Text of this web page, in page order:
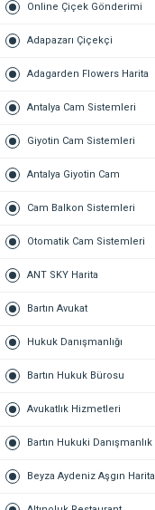
Online Çiçek Gönderimi
Adapazarı Çiçekçi
Adagarden Flowers Harita
Antalya Cam Sistemleri
Giyotin Cam Sistemleri
Antalya Giyotin Cam
Cam Balkon Sistemleri
Otomatik Cam Sistemleri
ANT SKY Harita
Bartın Avukat
Hukuk Danışmanlığı
Bartın Hukuk Bürosu
Avukatlık Hizmetleri
Bartın Hukuki Danışmanlık
Beyza Aydeniz Aşgın Harita